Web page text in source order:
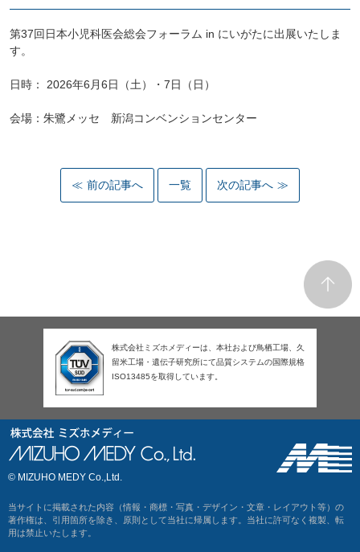
第37回日本小児科医会総会フォーラム in にいがたに出展いたしま
す。
日時： 2026年6月6日（土）・7日（日）
会場：朱鷺メッセ 新潟コンベンションセンター
前の記事へ 一覧 次の記事へ
株式会社ミズホメディーは、本社および鳥栖工場、久
留米工場・遺伝子研究所にて品質システムの国際規格
ISO13485を取得しています。
© MIZUHO MEDY Co.,Ltd.
当サイトに掲載された内容（情報・商標・写真・デザイン・文章・レイアウト等）の
著作権は、引用箇所を除き、原則として当社に帰属します。当社に許可なく複製、転
用は禁止いたします。